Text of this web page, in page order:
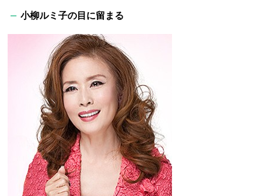
小柳ルミ子の目に留まる